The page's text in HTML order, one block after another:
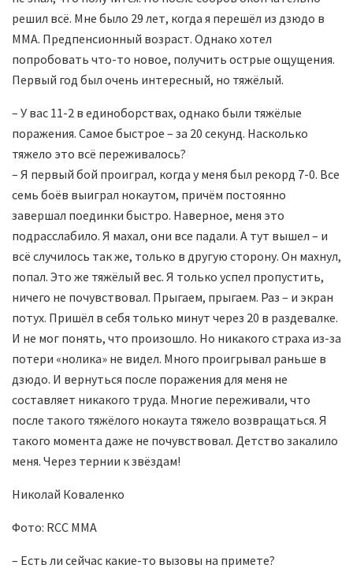
решил всё. Мне было 29 лет, когда я перешёл из дзюдо в
MMA. Предпенсионный возраст. Однако хотел
попробовать что-то новое, получить острые ощущения.
Первый год был очень интересный, но тяжёлый.
– У вас 11-2 в единоборствах, однако были тяжёлые
поражения. Самое быстрое – за 20 секунд. Насколько
тяжело это всё переживалось?
– Я первый бой проиграл, когда у меня был рекорд 7-0. Все
семь боёв выиграл нокаутом, причём постоянно
завершал поединки быстро. Наверное, меня это
подрасслабило. Я махал, они все падали. А тут вышел – и
всё случилось так же, только в другую сторону. Он махнул,
попал. Это же тяжёлый вес. Я только успел пропустить,
ничего не почувствовал. Прыгаем, прыгаем. Раз – и экран
потух. Пришёл в себя только минут через 20 в раздевалке.
И не мог понять, что произошло. Но никакого страха из-за
потери «нолика» не видел. Много проигрывал раньше в
дзюдо. И вернуться после поражения для меня не
составляет никакого труда. Многие переживали, что
после такого тяжёлого нокаута тяжело возвращаться. Я
такого момента даже не почувствовал. Детство закалило
меня. Через тернии к звёздам!
Николай Коваленко
Фото: RCC MMA
– Есть ли сейчас какие-то вызовы на примете?